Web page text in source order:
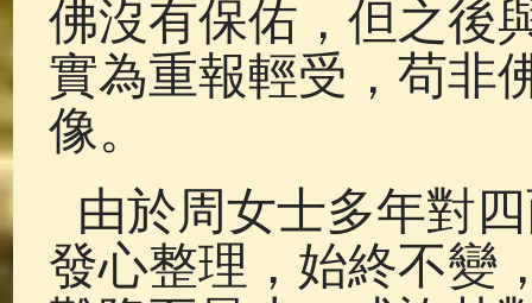
佛沒有保佑，但之後
實為重報輕受，苟非
像。
由於周女士多年對
發心整理，始終不變